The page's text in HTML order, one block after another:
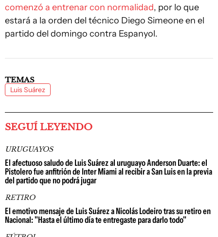
comenzó a entrenar con normalidad, por lo que
estará a la orden del técnico Diego Simeone en el
partido del domingo contra Espanyol.
TEMAS
Luis Suárez
SEGUÍ LEYENDO
URUGUAYOS
El afectuoso saludo de Luis Suárez al uruguayo Anderson Duarte: el
Pistolero fue anfitrión de Inter Miami al recibir a San Luis en la previa
del partido que no podrá jugar
RETIRO
El emotivo mensaje de Luis Suárez a Nicolás Lodeiro tras su retiro en
Nacional: "Hasta el último día te entregaste para darlo todo"